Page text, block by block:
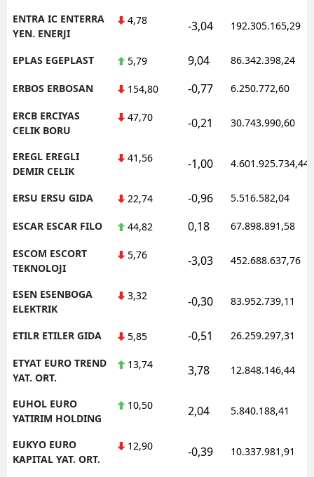
ENTRA IC ENTERRA
YEN. ENERJI
4,78 -3,04 192.305.165,29
EPLAS EGEPLAST 5,79 9,04 86.342.398,24
ERBOS ERBOSAN 154,80 -0,77 6.250.772,60
ERCB ERCIYAS
CELIK BORU
47,70 -0,21 30.743.990,60
EREGL EREGLI
DEMIR CELIK
41,56 -1,00 4.601.925.734,44
ERSU ERSU GIDA 22,74 -0,96 5.516.582,04
ESCAR ESCAR FILO 44,82 0,18 67.898.891,58
ESCOM ESCORT
TEKNOLOJI
5,76 -3,03 452.688.637,76
ESEN ESENBOGA
ELEKTRIK
3,32 -0,30 83.952.739,11
ETILR ETILER GIDA 5,85 -0,51 26.259.297,31
ETYAT EURO TREND
YAT. ORT.
13,74 3,78 12.848.146,44
EUHOL EURO
YATIRIM HOLDING
10,50 2,04 5.840.188,41
EUKYO EURO
KAPITAL YAT. ORT.
12,90 -0,39 10.337.981,91